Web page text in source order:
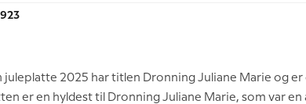
juleplatte 2025 har titlen Dronning Juliane Marie og er
er en hyldest til Dronning Juliane Marie, som var